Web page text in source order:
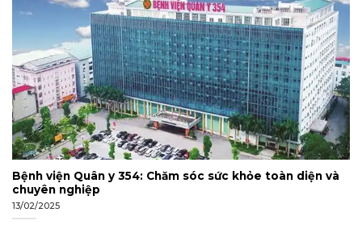
Bệnh viện Quân y 354: Chăm sóc sức khỏe toàn diện và
chuyên nghiệp
13/02/2025